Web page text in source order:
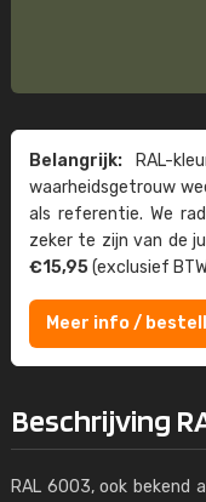
Belangrijk: RAL-
waarheids­­getrouw
als referentie. We
zeker te zijn van de
€15,95(exclusief
Meer info /
Beschrijving
RAL 6003, ook bekend